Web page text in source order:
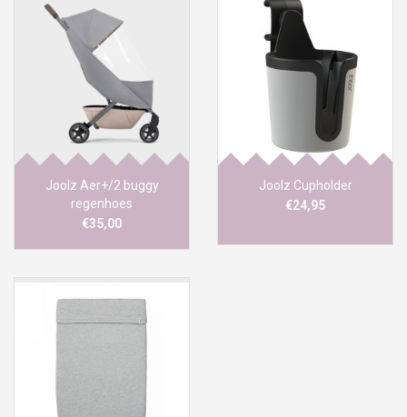
Joolz Aer+/2 buggy
regenhoes
€35,00
Joolz Cupholder
€24,95